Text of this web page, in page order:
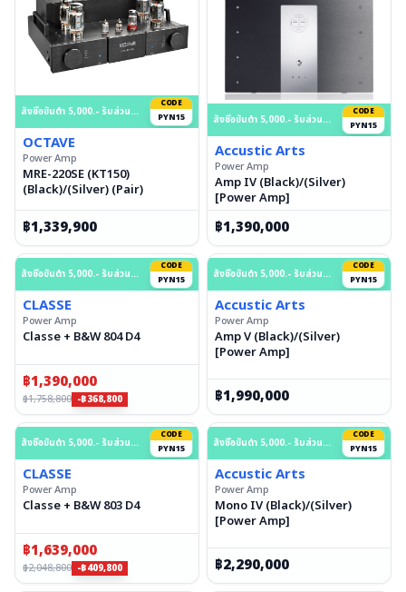
สั่งซื้อขั้นต่ำ 5,000.- รับส่วนลด 15% สูงสุด 50,000.- บาท
CODE
PYN15
OCTAVE
Power Amp
MRE-220SE (KT150)
(Black)/(Silver) (Pair)
฿1,339,900
สั่งซื้อขั้นต่ำ 5,000.- รับส่วนลด 15% สูงสุด 50,000.- บาท
CODE
PYN15
Accustic Arts
Power Amp
Amp IV (Black)/(Silver)
[Power Amp]
฿1,390,000
สั่งซื้อขั้นต่ำ 5,000.- รับส่วนลด 15% สูงสุด 50,000.- บาท
CODE
PYN15
CLASSE
Power Amp
Classe + B&W 804 D4
฿1,390,000
฿1,758,800 -฿368,800
สั่งซื้อขั้นต่ำ 5,000.- รับส่วนลด 15% สูงสุด 50,000.- บาท
CODE
PYN15
Accustic Arts
Power Amp
Amp V (Black)/(Silver)
[Power Amp]
฿1,990,000
สั่งซื้อขั้นต่ำ 5,000.- รับส่วนลด 15% สูงสุด 50,000.- บาท
CODE
PYN15
CLASSE
Power Amp
Classe + B&W 803 D4
฿1,639,000
฿2,048,800 -฿409,800
สั่งซื้อขั้นต่ำ 5,000.- รับส่วนลด 15% สูงสุด 50,000.- บาท
CODE
PYN15
Accustic Arts
Power Amp
Mono IV (Black)/(Silver)
[Power Amp]
฿2,290,000